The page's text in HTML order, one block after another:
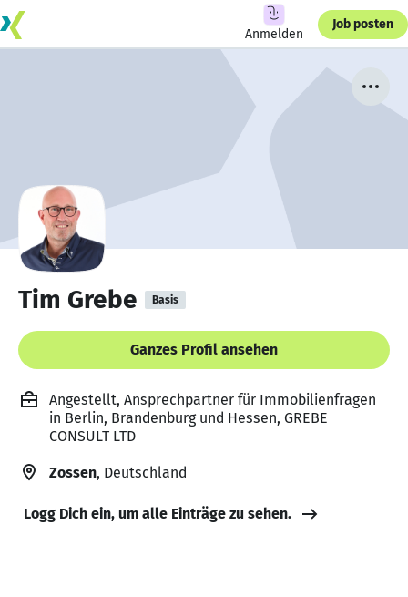
Anmelden
Job posten
Tim Grebe Basis
Ganzes Profil ansehen
Angestellt, Ansprechpartner für Immobilienfragen
in Berlin, Brandenburg und Hessen, GREBE
CONSULT LTD
Zossen, Deutschland
Logg Dich ein, um alle Einträge zu sehen.